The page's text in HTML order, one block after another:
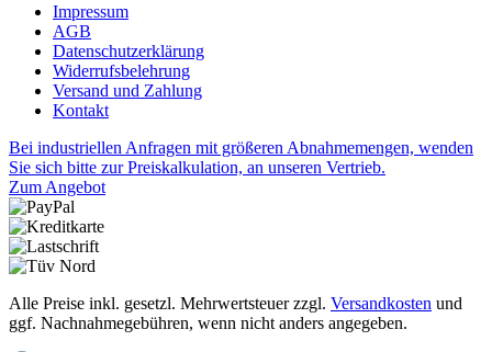
Impressum
AGB
Datenschutzerklärung
Widerrufsbelehrung
Versand und Zahlung
Kontakt
Bei industriellen Anfragen mit größeren Abnahmemengen, wenden
Sie sich bitte zur Preiskalkulation, an unseren Vertrieb.
Zum Angebot
Alle Preise inkl. gesetzl. Mehrwertsteuer zzgl. Versandkosten und
ggf. Nachnahmegebühren, wenn nicht anders angegeben.